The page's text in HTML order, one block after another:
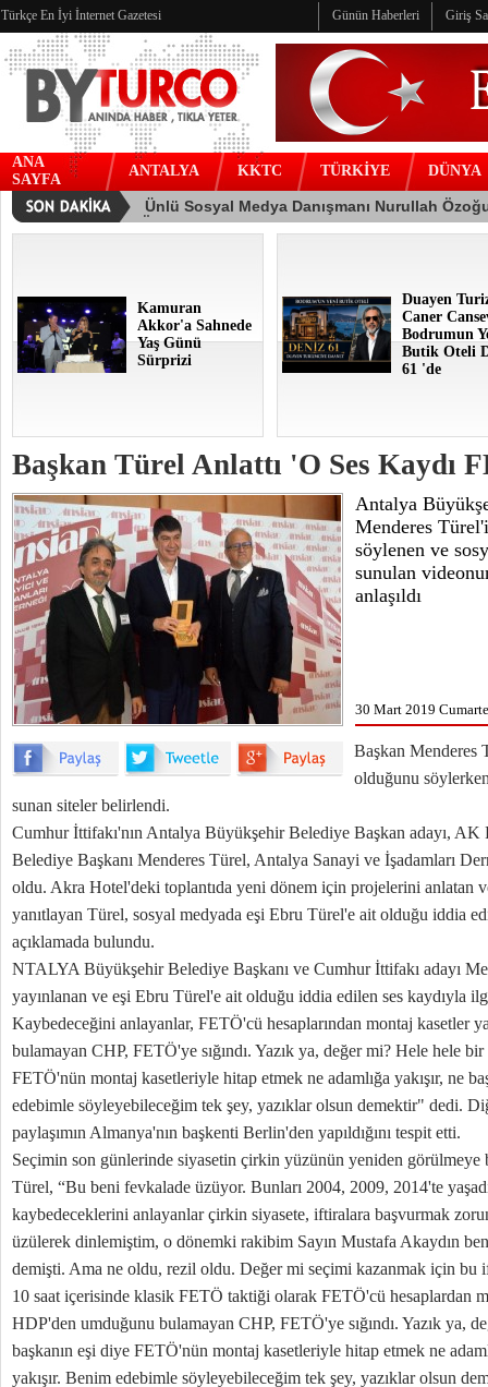
Türkçe En İyi İnternet Gazetesi Günün Haberleri Giriş
ANA
SAYFA
ANTALYA KKTC TÜRKİYE DÜNYA
Kamuran
Akkor'a Sahnede
Yaş Günü
Sürprizi
Duayen
Caner
Bodrumun
Butik Oteli
61 'de
Başkan Türel Anlattı 'O Ses Kaydı
Antalya
Menderes
söylenen ve
sunulan
anlaşıldı
30 Mart 2019
Başkan Menderes
olduğunu
sunan siteler belirlendi.
Cumhur İttifakı'nın Antalya Büyükşehir Belediye Başkan adayı,
Belediye Başkanı Menderes Türel, Antalya Sanayi ve İşadamları
oldu. Akra Hotel'deki toplantıda yeni dönem için projelerini anlatan ve
yanıtlayan Türel, sosyal medyada eşi Ebru Türel'e ait olduğu iddia
açıklamada bulundu.
NTALYA Büyükşehir Belediye Başkanı ve Cumhur İttifakı adayı
yayınlanan ve eşi Ebru Türel'e ait olduğu iddia edilen ses kaydıyla
Kaybedeceğini anlayanlar, FETÖ'cü hesaplarından montaj kasetler
bulamayan CHP, FETÖ'ye sığındı. Yazık ya, değer mi? Hele hele
FETÖ'nün montaj kasetleriyle hitap etmek ne adamlığa yakışır, ne
edebimle söyleyebileceğim tek şey, yazıklar olsun demektir" dedi.
paylaşımın Almanya'nın başkenti Berlin'den yapıldığını tespit etti.
Seçimin son günlerinde siyasetin çirkin yüzünün yeniden görülmeye
Türel, “Bu beni fevkalade üzüyor. Bunları 2004, 2009, 2014'te
kaybedeceklerini anlayanlar çirkin siyasete, iftiralara başvurmak
üzülerek dinlemiştim, o dönemki rakibim Sayın Mustafa Akaydın
demişti. Ama ne oldu, rezil oldu. Değer mi seçimi kazanmak için bu
10 saat içerisinde klasik FETÖ taktiği olarak FETÖ'cü hesaplardan
HDP'den umduğunu bulamayan CHP, FETÖ'ye sığındı. Yazık ya,
başkanın eşi diye FETÖ'nün montaj kasetleriyle hitap etmek ne
yakışır. Benim edebimle söyleyebileceğim tek şey, yazıklar olsun